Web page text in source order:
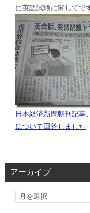
に英語試験に関してで
日本経済新聞朝刊記事
について回答しました
アーカイブ